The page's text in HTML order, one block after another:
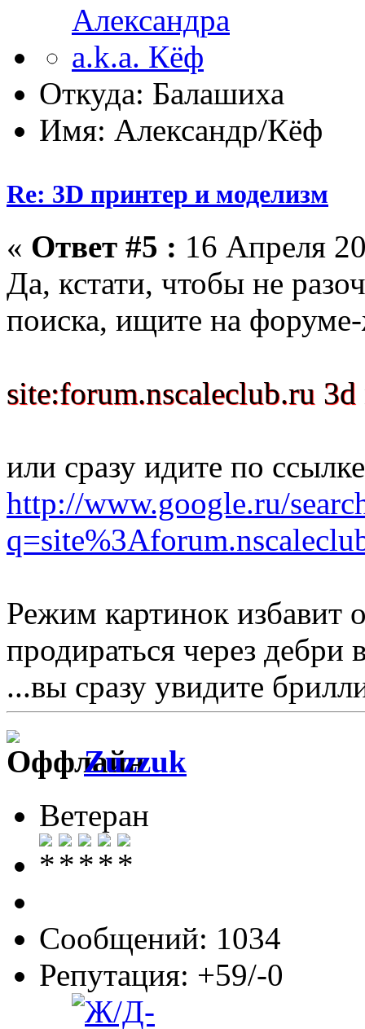
Откуда: Балашиха
Имя: Александр/Кёф
Re: 3D принтер и моделизм
« Ответ #5 : 16 Апреля
Да, кстати, чтобы не
поиска, ищите на форуме-
site:forum.nscaleclub.ru 3d
или сразу идите по
http://www.google.ru/
Режим картинок избавит
продираться через
...вы сразу увидите
Zuzzuk
Ветеран
Сообщений: 1034
Репутация: +59/-0